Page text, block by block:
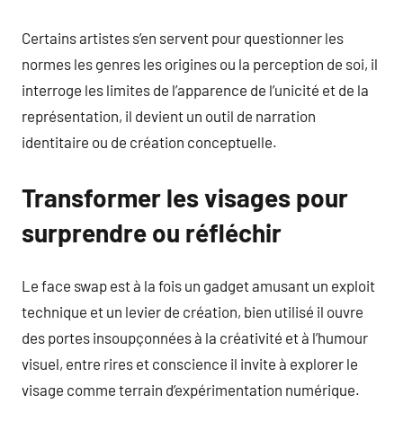
Certains artistes s’en servent pour questionner les
normes les genres les origines ou la perception de soi, il
interroge les limites de l’apparence de l’unicité et de la
représentation, il devient un outil de narration
identitaire ou de création conceptuelle.
Transformer les visages pour
surprendre ou réfléchir
Le face swap est à la fois un gadget amusant un exploit
technique et un levier de création, bien utilisé il ouvre
des portes insoupçonnées à la créativité et à l’humour
visuel, entre rires et conscience il invite à explorer le
visage comme terrain d’expérimentation numérique.